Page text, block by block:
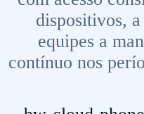
dispositivos,
equipes a
contínuo nos